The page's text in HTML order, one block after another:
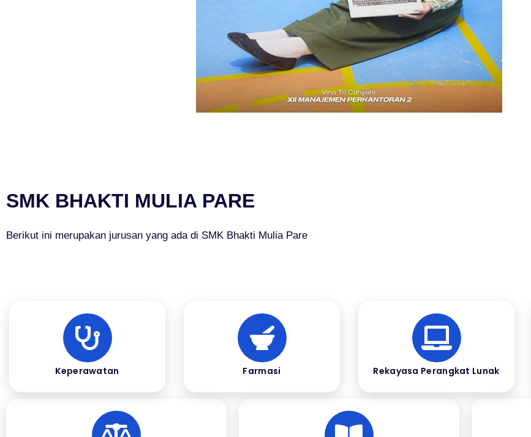
SMK BHAKTI MULIA PARE
Berikut ini merupakan jurusan yang ada di SMK Bhakti Mulia Pare
Keperawatan Farmasi Rekayasa Perangkat Lunak